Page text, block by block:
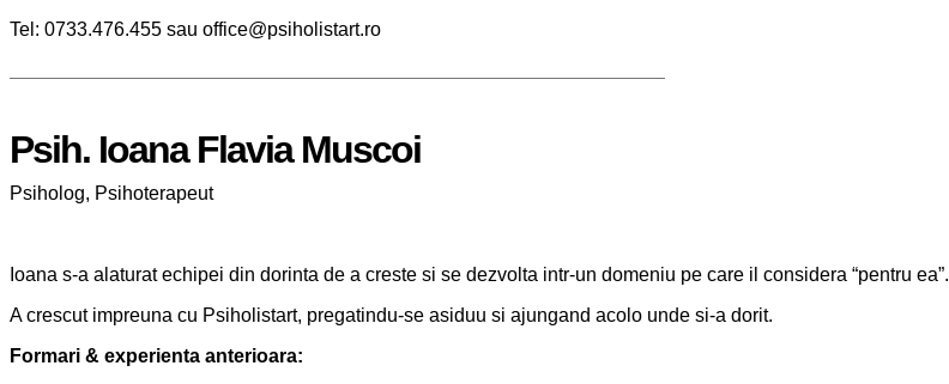
Tel: 0733.476.455 sau office@psiholistart.ro
Psih. Ioana Flavia Muscoi
Psiholog, Psihoterapeut
Ioana s-a alaturat echipei din dorinta de a creste si se dezvolta intr-un domeniu pe care il considera “pentru ea”.
A crescut impreuna cu Psiholistart, pregatindu-se asiduu si ajungand acolo unde si-a dorit.
Formari & experienta anterioara: